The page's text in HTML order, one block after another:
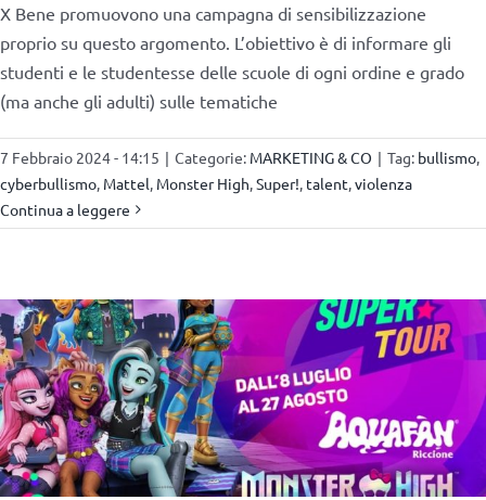
X Bene promuovono una campagna di sensibilizzazione
proprio su questo argomento. L’obiettivo è di informare gli
studenti e le studentesse delle scuole di ogni ordine e grado
(ma anche gli adulti) sulle tematiche
7 Febbraio 2024 - 14:15 | Categorie: MARKETING & CO | Tag: bullismo,
cyberbullismo, Mattel, Monster High,Super!, talent,violenza
Continua a leggere